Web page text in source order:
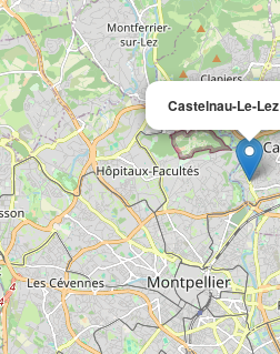
Castelnau-Le-Lez